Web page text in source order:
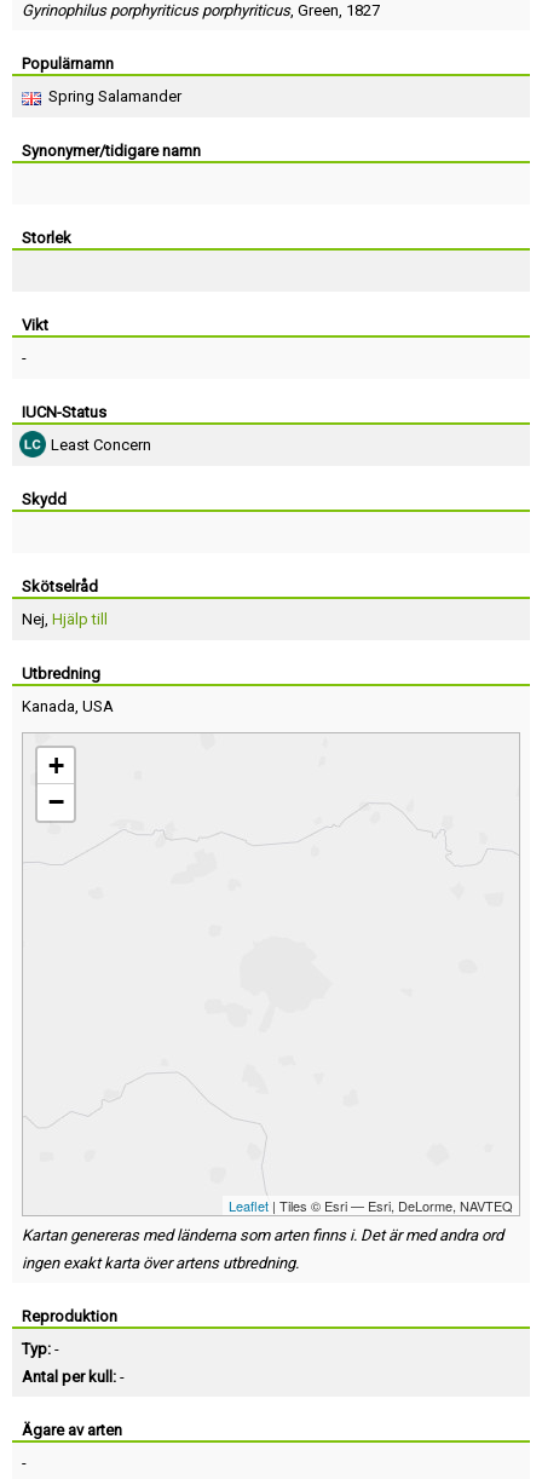
Gyrinophilus porphyriticus porphyriticus, Green, 1827
Populärnamn
Spring Salamander
Synonymer/tidigare namn
Storlek
Vikt
-
IUCN-Status
Least Concern
Skydd
Skötselråd
Nej, Hjälp till
Utbredning
Kanada, USA
+
−
Leaflet | Tiles © Esri — Esri, DeLorme, NAVTEQ
Kartan genereras med länderna som arten finns i. Det är med andra ord
ingen exakt karta över artens utbredning.
Reproduktion
Typ: -
Antal per kull: -
Ägare av arten
-